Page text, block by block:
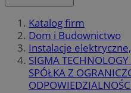
Katalog firm
Dom i Budownictwo
Instalacje
SIGMA
SPÓŁKA Z